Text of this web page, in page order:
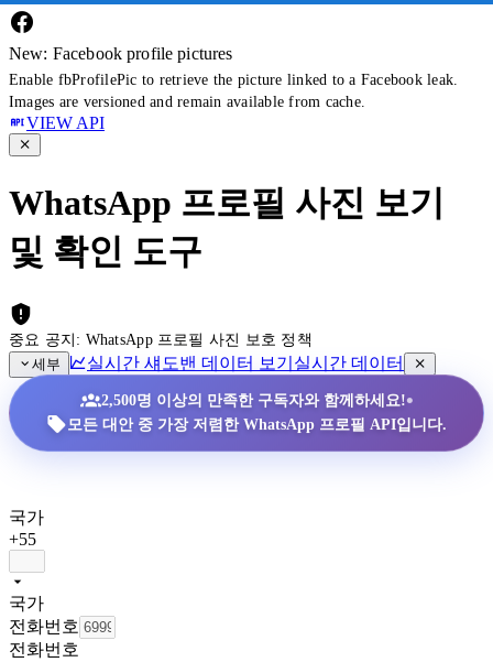
New: Facebook profile pictures
Enable fbProfilePic to retrieve the picture linked to a Facebook leak.
Images are versioned and remain available from cache.
VIEW API
WhatsApp 프로필 사진 보기
및 확인 도구
중요 공지: WhatsApp 프로필 사진 보호 정책
세부
실시간 섀도밴 데이터 보기 실시간 데이터
2,500명 이상의 만족한 구독자와 함께하세요!•
모든 대안 중 가장 저렴한 WhatsApp 프로필 API입니다.
국가
+55
국가
전화번호
전화번호